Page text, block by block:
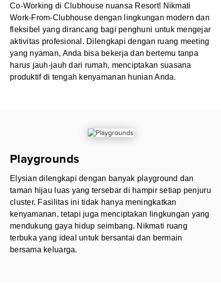
Co-Working di Clubhouse nuansa Resort! Nikmati
Work-From-Clubhouse dengan lingkungan modern dan
fleksibel yang dirancang bagi penghuni untuk mengejar
aktivitas profesional. Dilengkapi dengan ruang meeting
yang nyaman, Anda bisa bekerja dan bertemu tanpa
harus jauh-jauh dari rumah, menciptakan suasana
produktif di tengah kenyamanan hunian Anda.
Playgrounds
Elysian dilengkapi dengan banyak playground dan
taman hijau luas yang tersebar di hampir setiap penjuru
cluster. Fasilitas ini tidak hanya meningkatkan
kenyamanan, tetapi juga menciptakan lingkungan yang
mendukung gaya hidup seimbang. Nikmati ruang
terbuka yang ideal untuk bersantai dan bermain
bersama keluarga.